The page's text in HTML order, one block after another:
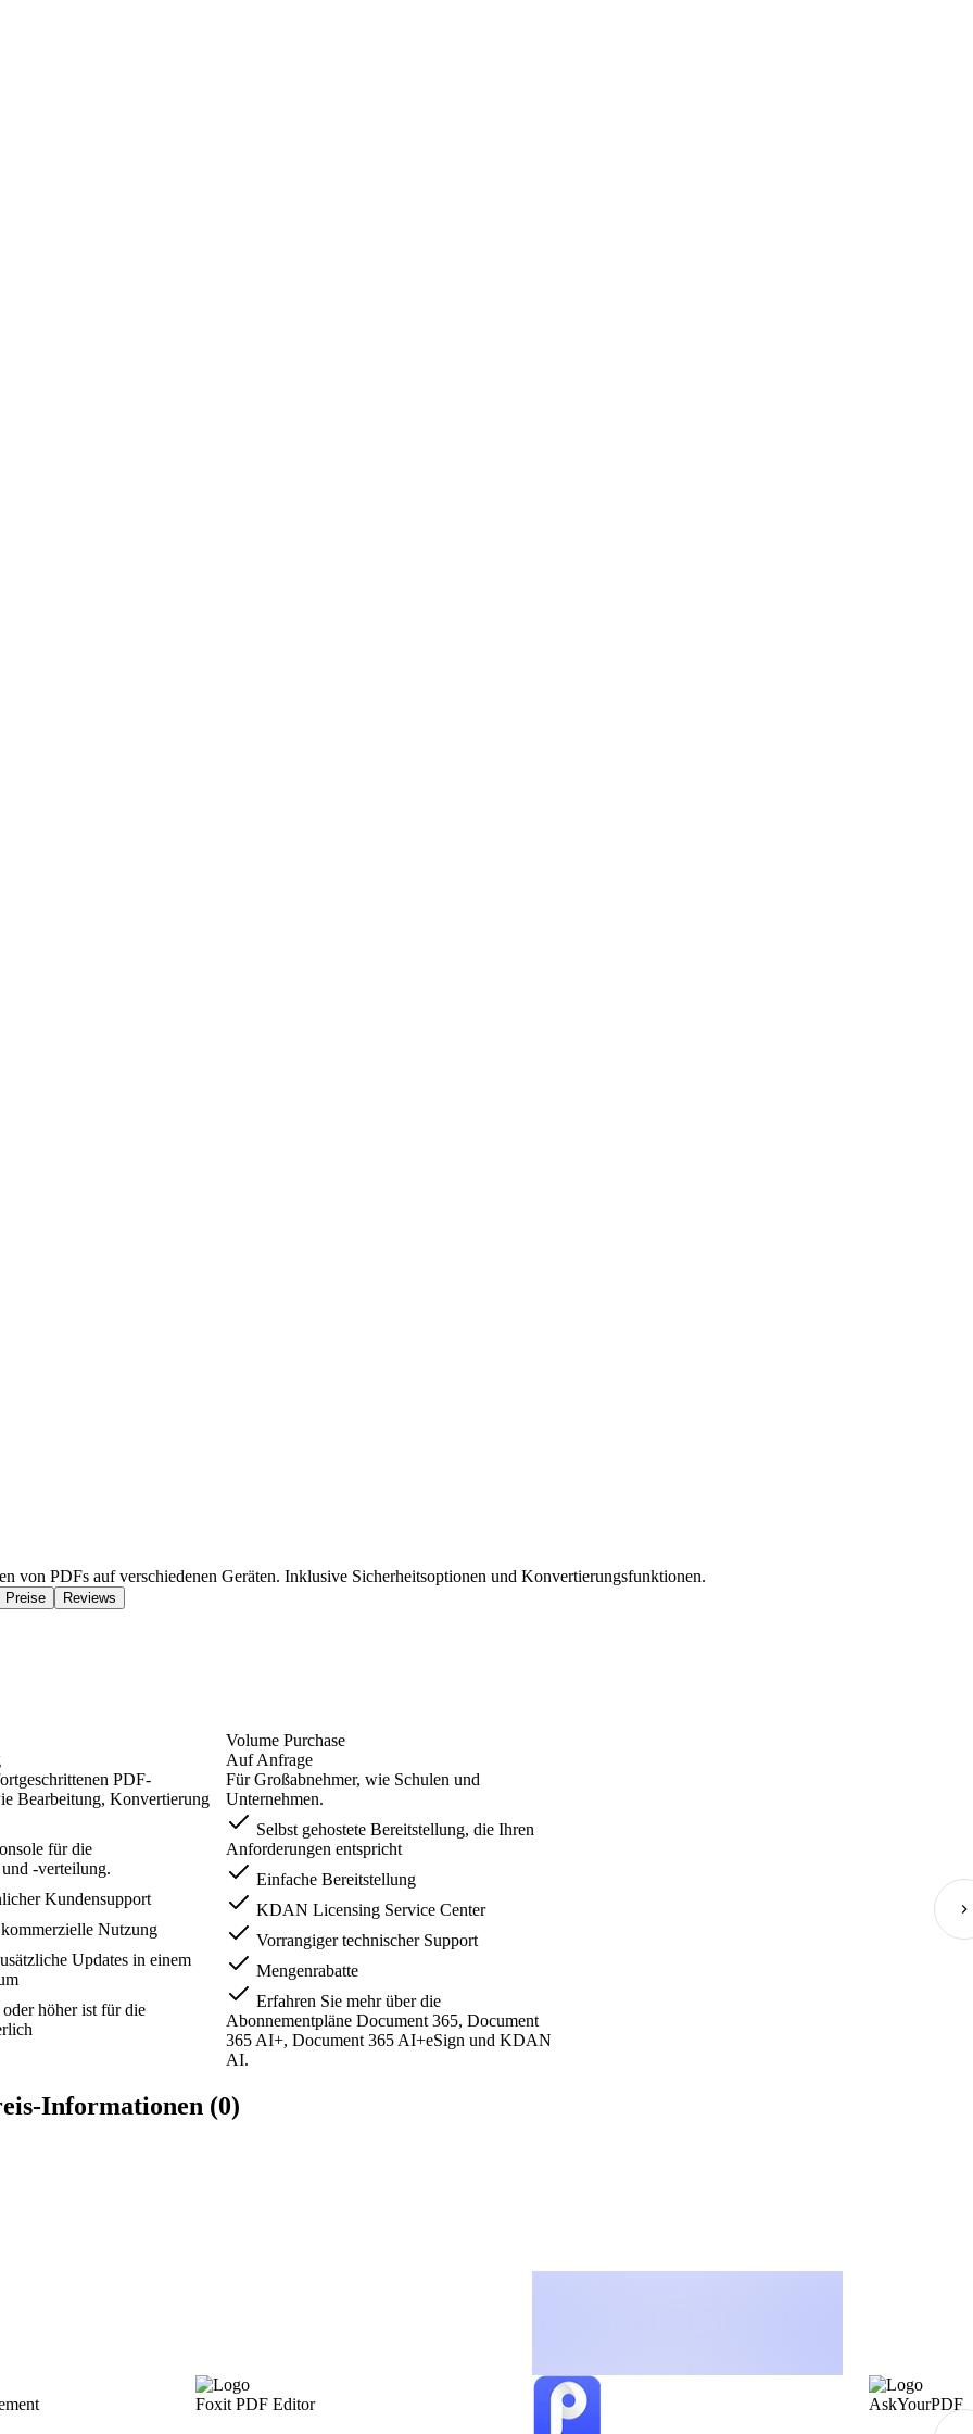
von PDFs auf verschiedenen Geräten. Inklusive Sicherheitsoptionen und Konvertierungsfunktionen.
Preise Reviews
PDF-
Bearbeitung, Konvertierung
für die
-verteilung.
Kundensupport
Nutzung
Updates in einem
höher ist für die
Volume Purchase
Auf Anfrage
Für Großabnehmer, wie Schulen und
Unternehmen.
Selbst gehostete Bereitstellung, die Ihren
Anforderungen entspricht
Einfache Bereitstellung
KDAN Licensing Service Center
Vorrangiger technischer Support
Mengenrabatte
Erfahren Sie mehr über die
Abonnementpläne Document 365, Document
365 AI+, Document 365 AI+eSign und KDAN
AI.
Informationen (0)
Foxit PDF Editor AskYourPDF